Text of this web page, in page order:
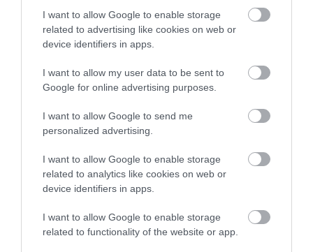
I want to allow Google to enable storage
related to advertising like cookies on web or
device identifiers in apps.
I want to allow my user data to be sent to
Google for online advertising purposes.
I want to allow Google to send me
personalized advertising.
I want to allow Google to enable storage
related to analytics like cookies on web or
device identifiers in apps.
I want to allow Google to enable storage
related to functionality of the website or app.
Ezek az összegek sokszor kedd reggelig is elérhetők maradnak,
ezért a hét elején nagyobb eséllyel bukkanhatunk kedvezőbb
felhívja a figyelmet, hogy nincs minden helyzetben érvényes,
biztosan legolcsóbb nap. Az árak folyamatosan változnak, és
függnek az úti céltól, az utazás időszakától, a kereslettől, valamint
attól is, hogy a légitársaságok éppen milyen árazási döntéseket
amelyek figyelik a keresletet, a foglalási szokásokat és a
lemondásokat is. Emiatt egy jegy rövid idő alatt olcsóbbá válhat,
de ugyanilyen gyorsan meg is drágulhat. A Skyscanner
magyarázata szerint az árcsökkenésnek általában három fő oka
lehet. Az első a gyengébb kereslet: ha egy járatra lassabban